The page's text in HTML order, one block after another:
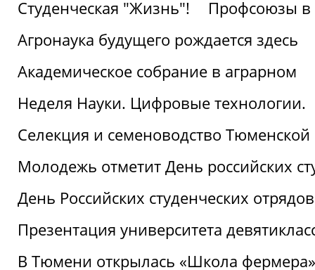
Студенческая "Жизнь"!
Профсоюзы в
Агронаука будущего рождается здесь
Академическое собрание в аграрном
Неделя Науки. Цифровые технологии.
Селекция и семеноводство Тюменской
Молодежь отметит День российских
День Российских студенческих
Презентация университета
В Тюмени открылась «Школа фермера»